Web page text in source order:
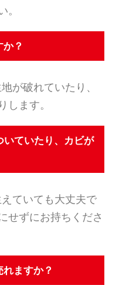
。
？
が破れていたり、
します。
ていたり、カビが
ていても大丈夫で
せずにお持ちくださ
ますか？